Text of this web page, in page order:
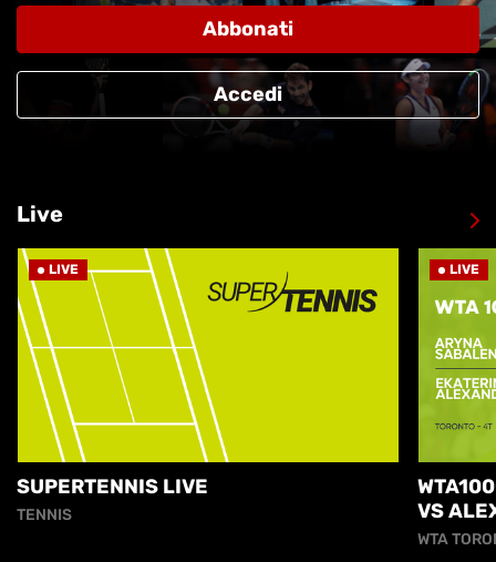
Abbonati
Accedi
Live
LIVE
SUPERTENNIS LIVE
TENNIS
LIVE
VS
WTA